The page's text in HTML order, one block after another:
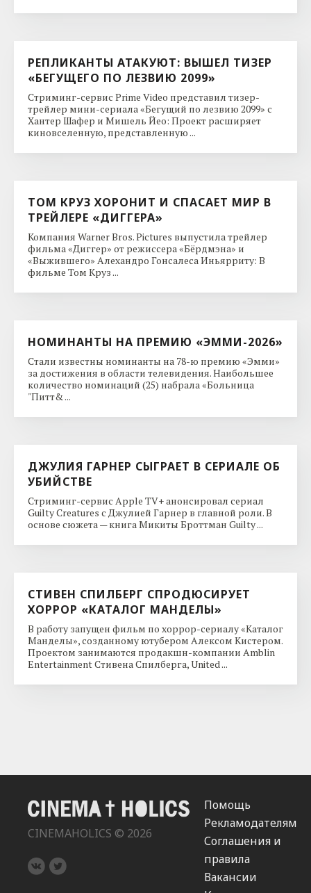
РЕПЛИКАНТЫ АТАКУЮТ: ВЫШЕЛ ТИЗЕР
«БЕГУЩЕГО ПО ЛЕЗВИЮ 2099»
Стриминг-сервис Prime Video представил тизер-
трейлер мини-сериала «Бегущий по лезвию 2099» с
Хантер Шафер и Мишель Йео: Проект расширяет
киновселенную, представленную ...
ТОМ КРУЗ ХОРОНИТ И СПАСАЕТ МИР В
ТРЕЙЛЕРЕ «ДИГГЕРА»
Компания Warner Bros. Pictures выпустила трейлер
фильма «Диггер» от режиссера «Бёрдмэна» и
«Выжившего» Алехандро Гонсалеса Иньярриту: В
фильме Том Круз ...
НОМИНАНТЫ НА ПРЕМИЮ «ЭММИ-2026»
Стали известны номинанты на 78-ю премию «Эмми»
за достижения в области телевидения. Наибольшее
количество номинаций (25) набрала «Больница
"Питт& ...
ДЖУЛИЯ ГАРНЕР СЫГРАЕТ В СЕРИАЛЕ ОБ
УБИЙСТВЕ
Стриминг-сервис Apple TV+ анонсировал сериал
Guilty Creatures с Джулией Гарнер в главной роли. В
основе сюжета — книга Микиты Броттман Guilty ...
СТИВЕН СПИЛБЕРГ СПРОДЮСИРУЕТ
ХОРРОР «КАТАЛОГ МАНДЕЛЫ»
В работу запущен фильм по хоррор-сериалу «Каталог
Манделы», созданному ютубером Алексом Кистером.
Проектом занимаются продакшн-компании Amblin
Entertainment Стивена Спилберга, United ...
CINEMAHOLICS © 2026
Помощь
Рекламодателям
Соглашения и
правила
Вакансии